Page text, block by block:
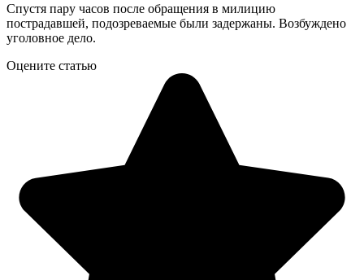
Спустя пару часов после обращения в милицию
пострадавшей, подозреваемые были задержаны. Возбуждено
уголовное дело.
Оцените статью